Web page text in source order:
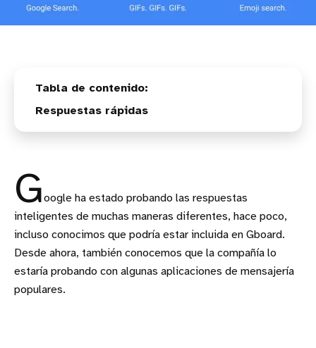
Respuestas rápidas
Google ha estado probando las respuestas
inteligentes de muchas maneras diferentes, hace poco,
incluso conocimos que podría estar incluida en Gboard.
Desde ahora, también conocemos que la compañía lo
estaría probando con algunas aplicaciones de mensajería
populares.